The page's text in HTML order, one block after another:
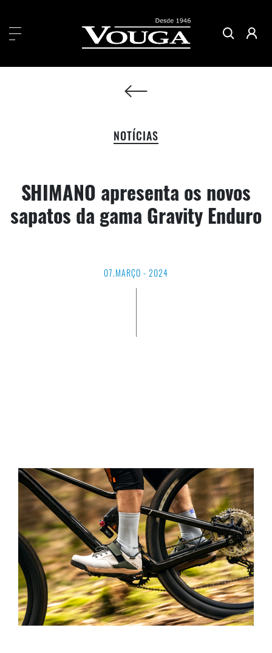
NOTÍCIAS
SHIMANO apresenta os novos
sapatos da gama Gravity Enduro
07.MARÇO - 2024